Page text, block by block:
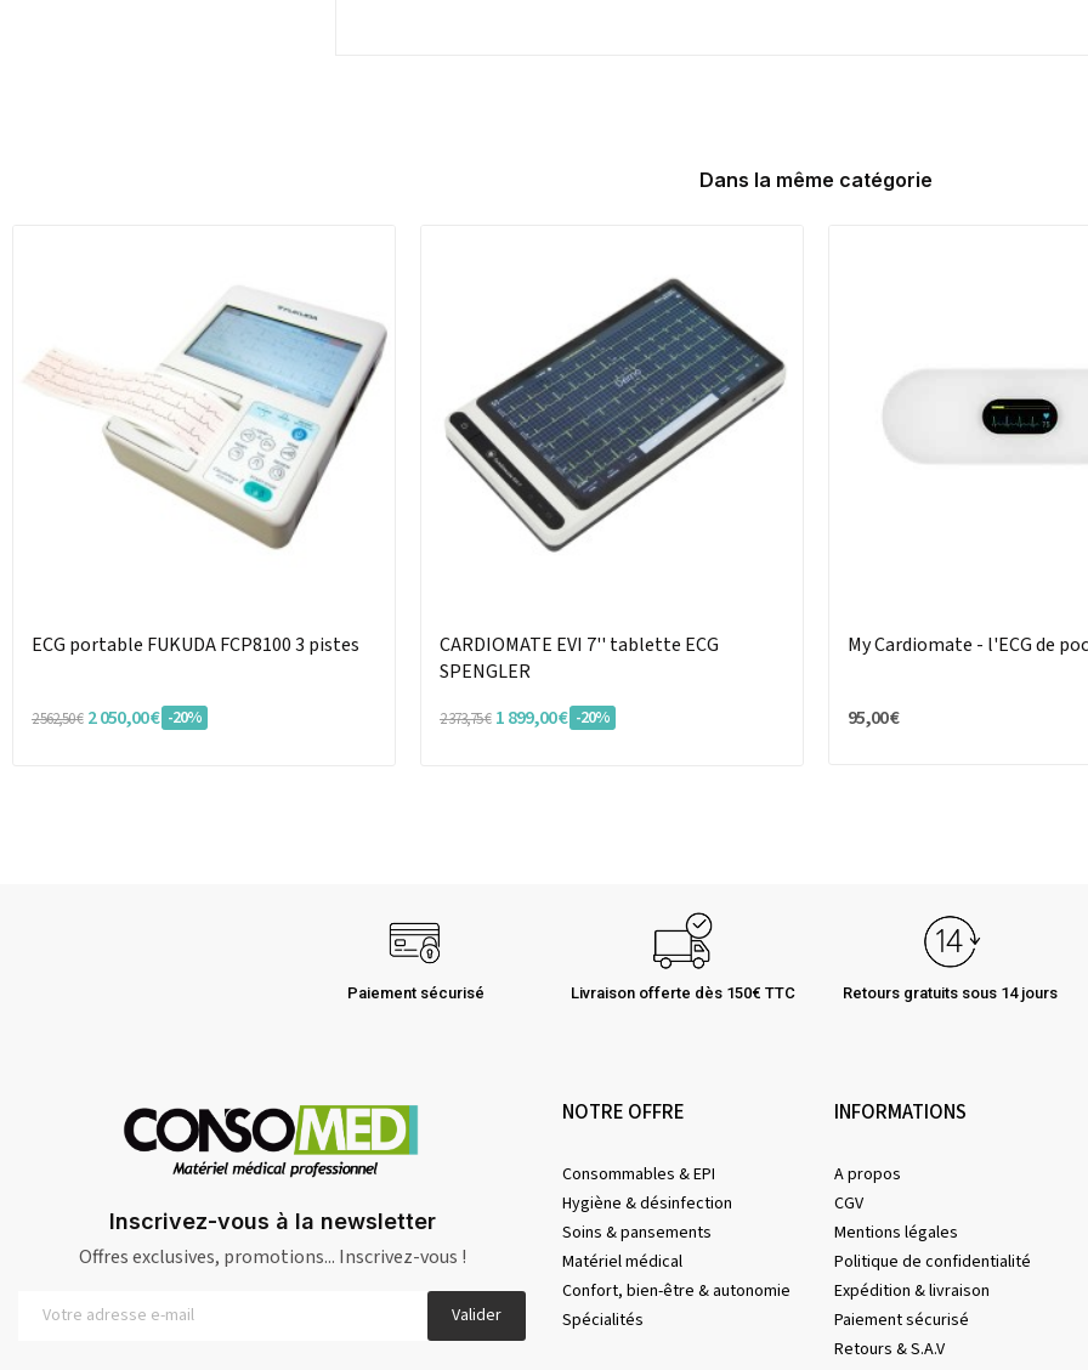
Dans la même catégorie
ECG portable FUKUDA FCP8100 3 pistes
2 562,50 € 2 050,00 € -20%
CARDIOMATE EVI 7'' tablette ECG
SPENGLER
2 373,75 € 1 899,00 € -20%
My Cardiomate - l'ECG de
95,00 €
Paiement sécurisé Livraison offerte dès 150€ TTC Retours gratuits sous 14 jours
Inscrivez-vous à la newsletter
Offres exclusives, promotions... Inscrivez-vous !
Valider
NOTRE OFFRE
Consommables & EPI
Hygiène & désinfection
Soins & pansements
Matériel médical
Confort, bien-être & autonomie
Spécialités
INFORMATIONS
A propos
CGV
Mentions légales
Politique de confidentialité
Expédition & livraison
Paiement sécurisé
Retours & S.A.V